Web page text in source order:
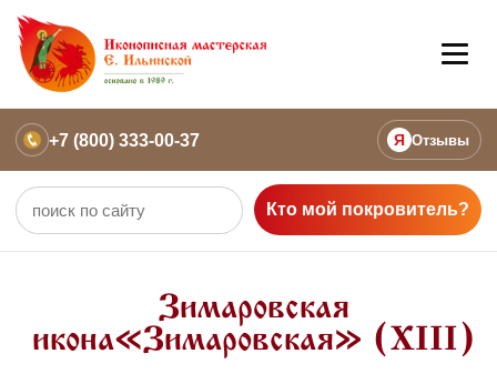
+7 (800) 333-00-37 Я Отзывы
Кто мой покровитель?
Зимаровская
икона«Зимаровская» (ХIII)